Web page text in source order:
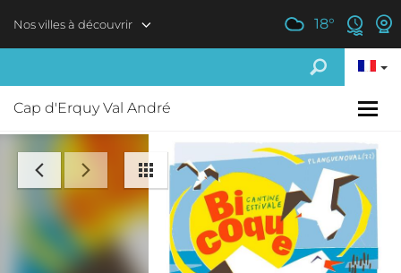
Nos villes à découvrir 18°
Cap d'Erquy Val André